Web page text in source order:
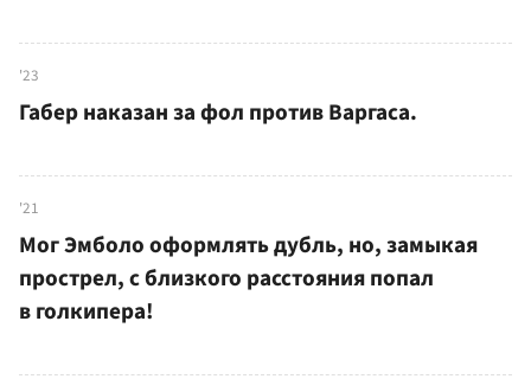
'23
Габер наказан за фол против Варгаса.
'21
Мог Эмболо оформлять дубль, но, замыкая
прострел, с близкого расстояния попал
в голкипера!